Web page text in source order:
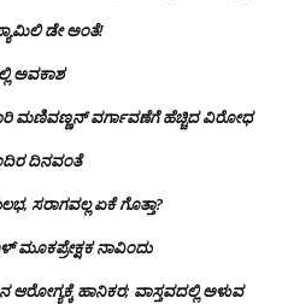
ಡೇ ಅಂತೆ!
ಅವಕಾಶ
ಮಣಿವಣ್ಣನ್ ವರ್ಗಾವಣೆಗೆ ಹೆಚ್ಚಿದ‌ ವಿರೋಧ
ದಿನವಂತೆ
ಸರಾಗವಲ್ಲ ಏಕೆ ಗೊತ್ತಾ?
ನಾವಿಂದು
ಆರೋಗ್ಯಕ್ಕೆ ಹಾನಿಕರ; ವಾಸ್ತವದಲ್ಲಿ ಅಳುವ